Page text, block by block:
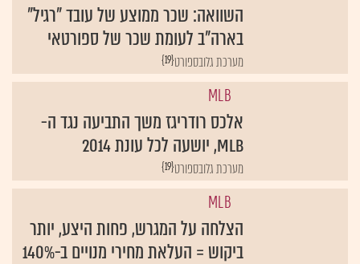
השוואה: שכר ממוצע של עובד "רגיל"
בארה"ב לעומת שכר של ספורטאי
{19}מערכת גלובספורט
MLB
אלכס רודריגז משך התביעה נגד ה-
MLB, יושעה לכל עונת 2014
{19}מערכת גלובספורט
MLB
הצלחה על המגרש, פחות היצע, יותר
ביקוש = העלאת מחירי מנויים ב-140%